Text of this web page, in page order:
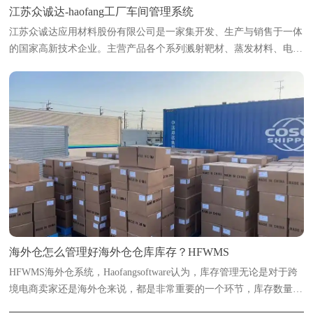
江苏众诚达-haofang工厂车间管理系统
江苏众诚达应用材料股份有限公司是一家集开发、生产与销售于一体
的国家高新技术企业。主营产品各个系列溅射靶材、蒸发材料、电子
海外仓怎么管理好海外仓仓库库存？HFWMS
HFWMS海外仓系统，Haofangsoftware认为，库存管理无论是对于跨
境电商卖家还是海外仓来说，都是非常重要的一个环节，库存数量多